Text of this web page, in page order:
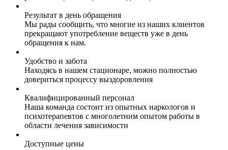
Результат в день обращения
Мы рады сообщить, что многие из наших клиентов
прекращают употребление веществ уже в день
обращения к нам.
Удобство и забота
Находясь в нашем стационаре, можно полностью
довериться процессу выздоровления
Квалифицированный персонал
Наша команда состоит из опытных наркологов и
психотерапевтов с многолетним опытом работы в
области лечения зависимости
Доступные цены